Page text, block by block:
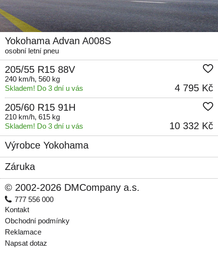
Yokohama Advan A008S
osobní letní pneu
205/55 R15 88V
240 km/h, 560 kg
Skladem! Do 3 dní u vás
4 795 Kč
205/60 R15 91H
210 km/h, 615 kg
Skladem! Do 3 dní u vás
10 332 Kč
Výrobce Yokohama
Záruka
© 2002-2026 DMCompany a.s.
777 556 000
Kontakt
Obchodní podmínky
Reklamace
Napsat dotaz